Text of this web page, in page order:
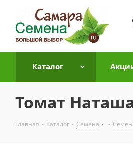
Каталог
Томат
Главная - Каталог - Семена -